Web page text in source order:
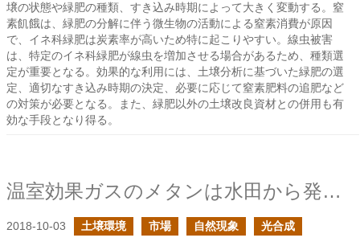
壌の状態や緑肥の種類、すき込み時期によって大きく変動する。窒
素飢餓は、緑肥の分解に伴う微生物の活動による窒素消費が原因
で、イネ科緑肥は炭素率が高いため特に起こりやすい。線虫被害
は、特定のイネ科緑肥が線虫を増加させる場合があるため、種類選
定が重要となる。効果的な利用には、土壌分析に基づいた緑肥の選
定、適切なすき込み時期の決定、必要に応じて窒素肥料の追肥など
の対策が必要となる。また、緑肥以外の土壌改良資材との併用も有
効な手段となり得る。
温室効果ガスのメタンは水田から発生する
2018-10-03 土壌環境 市場 自然現象 光合成